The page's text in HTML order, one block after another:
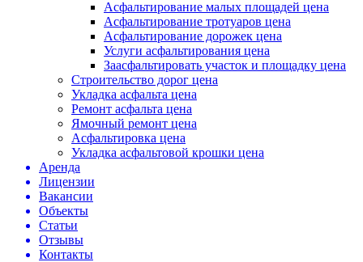
Асфальтирование малых площадей цена
Асфальтирование тротуаров цена
Асфальтирование дорожек цена
Услуги асфальтирования цена
Заасфальтировать участок и площадку цена
Строительство дорог цена
Укладка асфальта цена
Ремонт асфальта цена
Ямочный ремонт цена
Асфальтировка цена
Укладка асфальтовой крошки цена
Аренда
Лицензии
Вакансии
Объекты
Статьи
Отзывы
Контакты